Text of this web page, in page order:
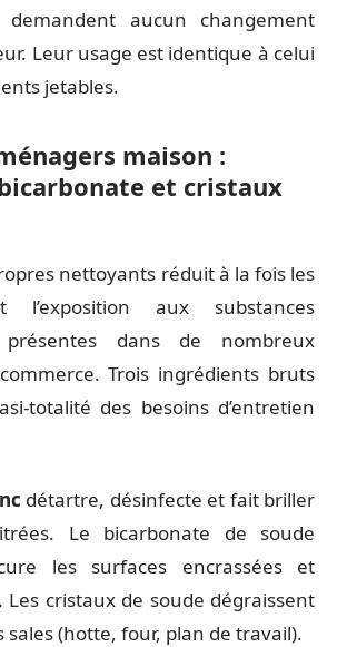
aucun changement
Leur usage est identique à celui
jetables.
maison :
et cristaux
nettoyants réduit à la fois les
l’exposition aux substances
présentes dans de nombreux
Trois ingrédients bruts
totalité des besoins d’entretien
détartre, désinfecte et fait briller
Le bicarbonate de soude
les surfaces encrassées et
cristaux de soude dégraissent
sales (hotte, four, plan de travail).